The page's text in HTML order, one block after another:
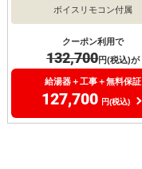
ボイスリモコン付属
クーポン利用で
132,700円(税込)が
給湯器＋工事＋無料保証
127,700 円(税込)